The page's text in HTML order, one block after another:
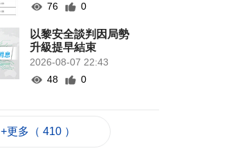
76
0
以黎安全談判因局勢
升級提早結束
2026-08-07 22:43
48
0
2026-08-07 22:12
+更多（ 410 ）